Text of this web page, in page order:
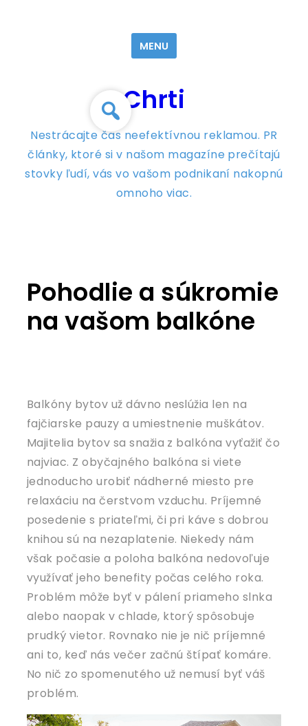
MENU
Chrti
Nestrácajte čas neefektívnou reklamou. PR
články, ktoré si v našom magazíne prečítajú
stovky ľudí, vás vo vašom podnikaní nakopnú
omnoho viac.
Pohodlie a súkromie
na vašom balkóne
Balkóny bytov už dávno neslúžia len na
fajčiarske pauzy a umiestnenie muškátov.
Majitelia bytov sa snažia z balkóna vyťažiť čo
najviac. Z obyčajného balkóna si viete
jednoducho urobiť nádherné miesto pre
relaxáciu na čerstvom vzduchu. Príjemné
posedenie s priateľmi, či pri káve s dobrou
knihou sú na nezaplatenie. Niekedy nám
však počasie a poloha balkóna nedovoľuje
využívať jeho benefity počas celého roka.
Problém môže byť v pálení priameho slnka
alebo naopak v chlade, ktorý spôsobuje
prudký vietor. Rovnako nie je nič príjemné
ani to, keď nás večer začnú štípať komáre.
No nič zo spomenutého už nemusí byť váš
problém.